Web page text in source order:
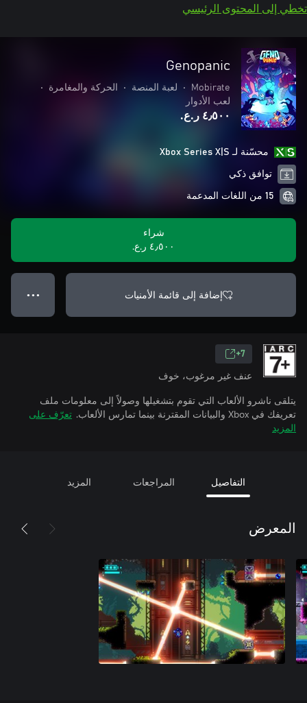
تخطي إلى المحتوى الرئيسي
Genopanic
Mobirate
• لعبة المنصة • الحركة والمغامرة
•
لعب الأدوار
٤٫٥٠٠ ر.ع.‏
محسّنة لـ Xbox Series X|S
توافق ذكي
15 من اللغات المدعمة
شراء
٤٫٥٠٠ ر.ع.‏
إضافة إلى قائمة الأمنيات ● ● ●
7+
عنف غير مرغوب، خوف
يتلقى ناشرو الألعاب التي تقوم بتشغيلها وصولاً إلى معلومات ملف
تعريفك في Xbox والبيانات المقترنة بينما تمارس الألعاب.
تعرّف على
المزيد
التفاصيل المراجعات المزيد
المعرض